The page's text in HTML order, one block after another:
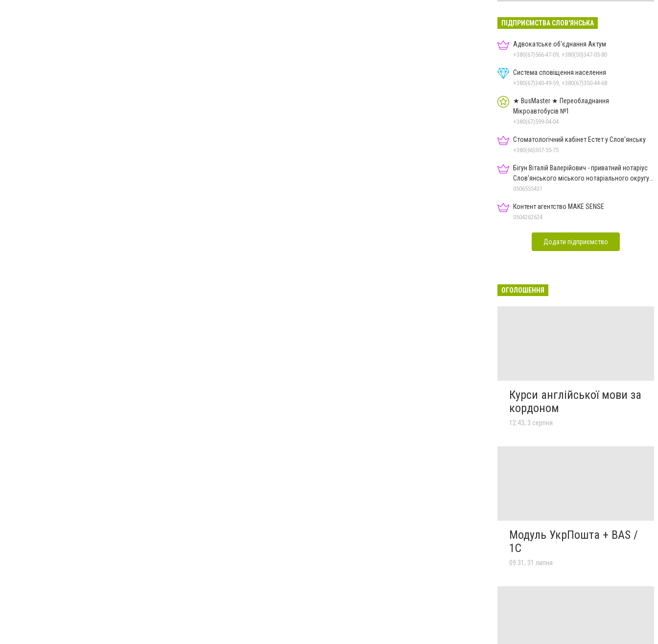
ПІДПРИЄМСТВА СЛОВ'ЯНСЬКА
Адвокатське об'єднання Актум
+380(67)566-47-09, +380(50)347-05-80
Система сповіщення населення
+380(67)340-49-59, +380(67)350-44-68
★ BusMaster ★ Переобладнання
Мікроавтобусів №1
+380(67)599-04-04
Стоматологічний кабінет Естет у Слов'янську
+380(66)307-55-75
Бігун Віталій Валерійович - приватний нотаріус
Слов'янського міського нотаріального округу
Дон.обл.
0506555431
Контент агентство MAKE SENSE
0504262624
Додати підприємство
ОГОЛОШЕННЯ
Курси англійської мови за
кордоном
12:43, 3 серпня
Модуль УкрПошта + BAS /
1C
09:31, 31 липня